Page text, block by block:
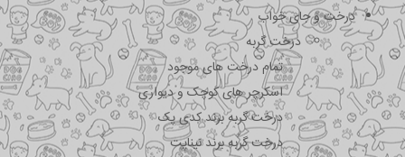
درخت و جای خواب
درخت گربه
تمام درخت های موجود
اسکرچر های کوچک و دیواری
درخت گربه برند کدی پک
درخت گربه برند نیناپت